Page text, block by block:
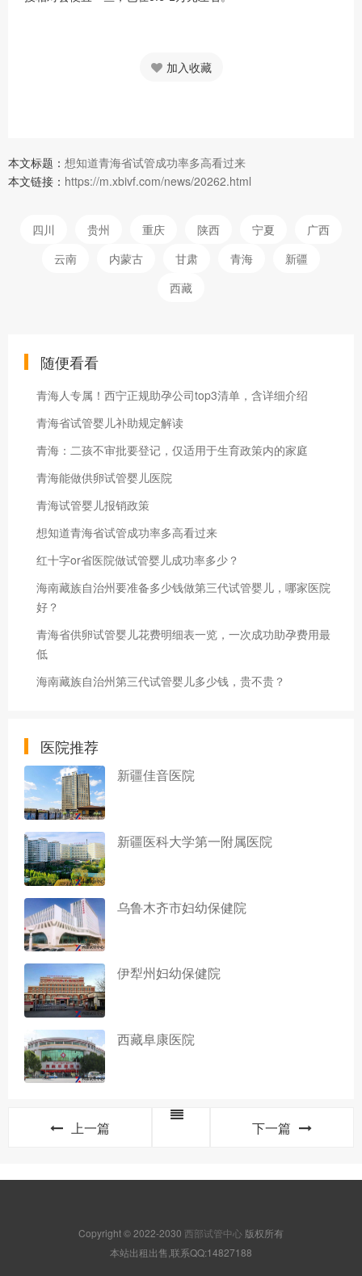
加入收藏
本文标题： 想知道青海省试管成功率多高看过来
本文链接： https://m.xbivf.com/news/20262.html
四川 贵州 重庆 陕西 宁夏
广西
云南
内蒙古 甘肃 青海
新疆
西藏
随便看看
青海人专属！西宁正规助孕公司top3清单，含详细介绍
青海省试管婴儿补助规定解读
青海：二孩不审批要登记，仅适用于生育政策内的家庭
青海能做供卵试管婴儿医院
青海试管婴儿报销政策
想知道青海省试管成功率多高看过来
红十字or省医院做试管婴儿成功率多少？
海南藏族自治州要准备多少钱做第三代试管婴儿，哪家医院
好？
青海省供卵试管婴儿花费明细表一览，一次成功助孕费用最
低
海南藏族自治州第三代试管婴儿多少钱，贵不贵？
医院推荐
新疆佳音医院
新疆医科大学第一附属医院
乌鲁木齐市妇幼保健院
伊犁州妇幼保健院
西藏阜康医院
上一篇 下一篇
Copyright © 2022-2030 西部试管中心 版权所有
本站出租出售,联系QQ:14827188